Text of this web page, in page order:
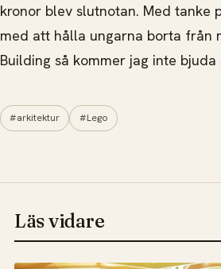
kronor blev slutnotan. Med tanke
med att hålla ungarna borta från
Building så kommer jag inte bjuda
#arkitektur #Lego
Läs vidare